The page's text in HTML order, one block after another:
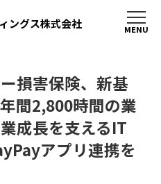
ングス株式会社
損害保険、新基
間2,800時間の業
成長を支えるIT
アプリ連携を